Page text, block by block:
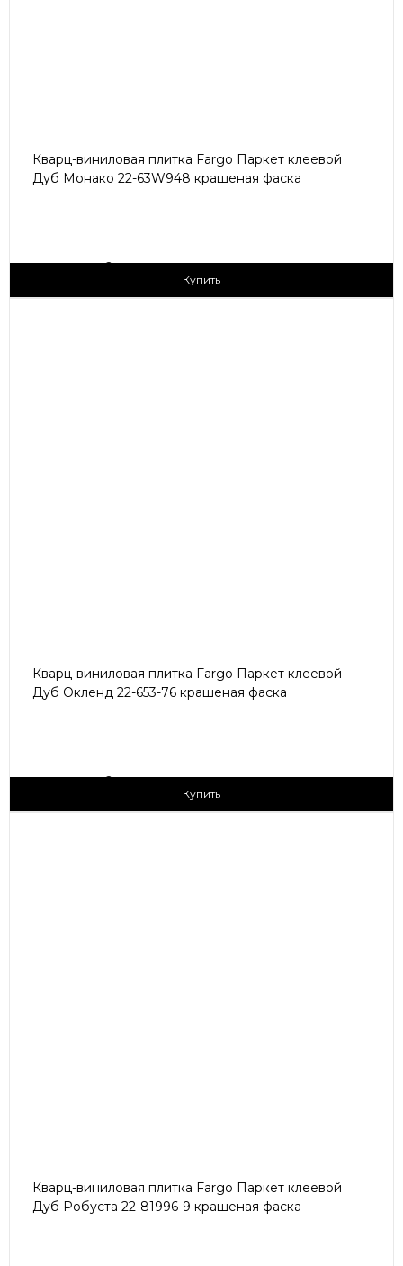
Кварц-виниловая плитка Fargo Паркет клеевой
Дуб Монако 22-63W948 крашеная фаска
2
Купить
Кварц-виниловая плитка Fargo Паркет клеевой
Дуб Окленд 22-653-76 крашеная фаска
2
Купить
Кварц-виниловая плитка Fargo Паркет клеевой
Дуб Робуста 22-81996-9 крашеная фаска